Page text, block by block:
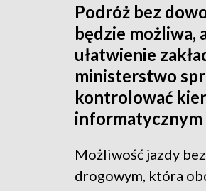
Podróż bez
będzie możliwa,
ułatwienie
ministerstwo
kontrolować
informatycznym
Możliwość jazdy
drogowym, która